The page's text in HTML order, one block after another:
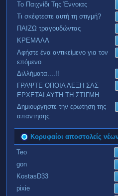
Το Παιχνίδι Της Έννοιας
Τι σκέφτεστε αυτή τη στιγμή?
ΠΑΙΖΩ τραγουδώντας
ΚΡΕΜΑΛΑ
Αφήστε ένα αντικείμενο για τον
επόμενο
Διλλήματα....!!
ΓΡΑΨΤΕ ΟΠΟΙΑ ΛΕΞΗ ΣΑΣ
ΕΡΧΕΤΑΙ ΑΥΤΗ ΤΗ ΣΤΙΓΜΗ ...
Δημιουργηστε την ερωτηση της
απαντησης
Κορυφαίοι αποστολείς
Teo
gon
KostasD33
pixie